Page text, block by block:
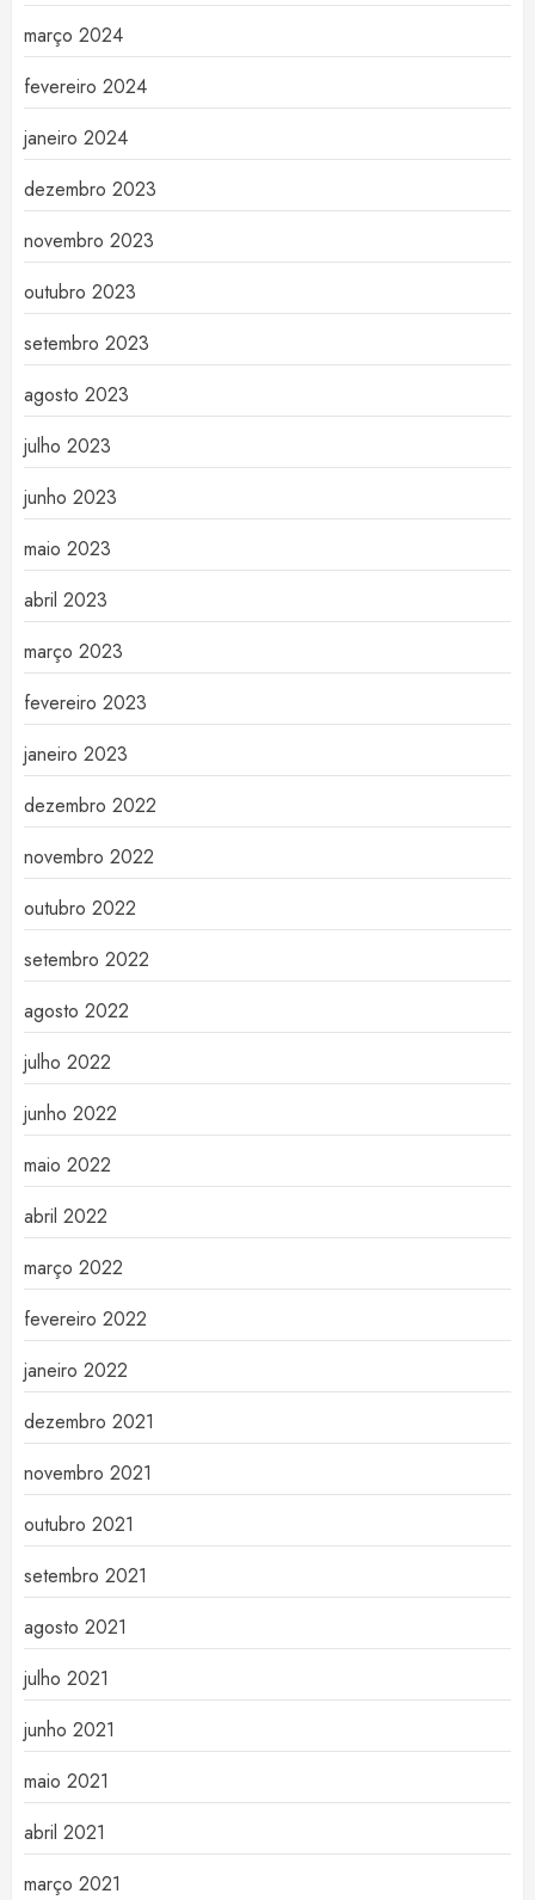
março 2024
fevereiro 2024
janeiro 2024
dezembro 2023
novembro 2023
outubro 2023
setembro 2023
agosto 2023
julho 2023
junho 2023
maio 2023
abril 2023
março 2023
fevereiro 2023
janeiro 2023
dezembro 2022
novembro 2022
outubro 2022
setembro 2022
agosto 2022
julho 2022
junho 2022
maio 2022
abril 2022
março 2022
fevereiro 2022
janeiro 2022
dezembro 2021
novembro 2021
outubro 2021
setembro 2021
agosto 2021
julho 2021
junho 2021
maio 2021
abril 2021
março 2021